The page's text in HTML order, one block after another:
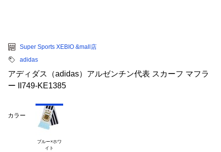
Super Sports XEBIO &mall店
adidas
アディダス（adidas）アルゼンチン代表 スカーフ マフラ
ー II749-KE1385
カラー
ブルー×ホワ